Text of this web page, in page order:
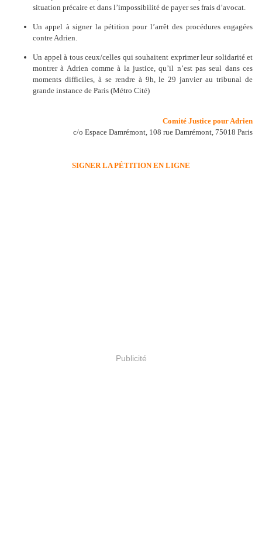
situation précaire et dans l’impossibilité de payer ses frais d’avocat.
Un appel à signer la pétition pour l’arrêt des procédures engagées
contre Adrien.
Un appel à tous ceux/celles qui souhaitent exprimer leur solidarité et
montrer à Adrien comme à la justice, qu’il n’est pas seul dans ces
moments difficiles, à se rendre à 9h, le 29 janvier au tribunal de
grande instance de Paris (Métro Cité)
Comité Justice pour Adrien
c/o Espace Damrémont, 108 rue Damrémont, 75018 Paris
SIGNER LA PÉTITION EN LIGNE
Publicité